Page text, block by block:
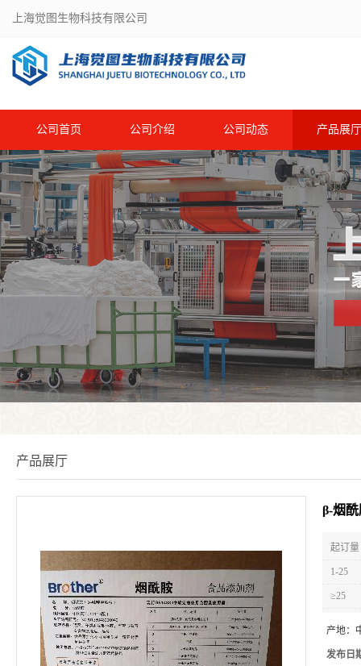
上海觉图生物科技有限公司
公司首页 公司介绍 公司动态 产品展厅
产品展厅
β-烟
起订
1-25
≥25
产地：
发布日